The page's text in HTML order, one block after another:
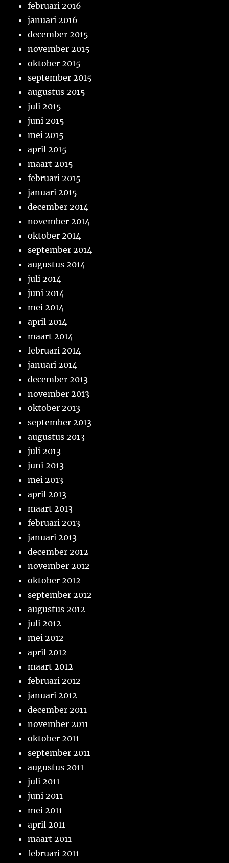
februari 2016
januari 2016
december 2015
november 2015
oktober 2015
september 2015
augustus 2015
juli 2015
juni 2015
mei 2015
april 2015
maart 2015
februari 2015
januari 2015
december 2014
november 2014
oktober 2014
september 2014
augustus 2014
juli 2014
juni 2014
mei 2014
april 2014
maart 2014
februari 2014
januari 2014
december 2013
november 2013
oktober 2013
september 2013
augustus 2013
juli 2013
juni 2013
mei 2013
april 2013
maart 2013
februari 2013
januari 2013
december 2012
november 2012
oktober 2012
september 2012
augustus 2012
juli 2012
mei 2012
april 2012
maart 2012
februari 2012
januari 2012
december 2011
november 2011
oktober 2011
september 2011
augustus 2011
juli 2011
juni 2011
mei 2011
april 2011
maart 2011
februari 2011